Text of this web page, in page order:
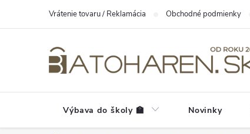
Vrátenie tovaru / Reklamácia Obchodné podmienky
Výbava do školy 🏫 Novinky